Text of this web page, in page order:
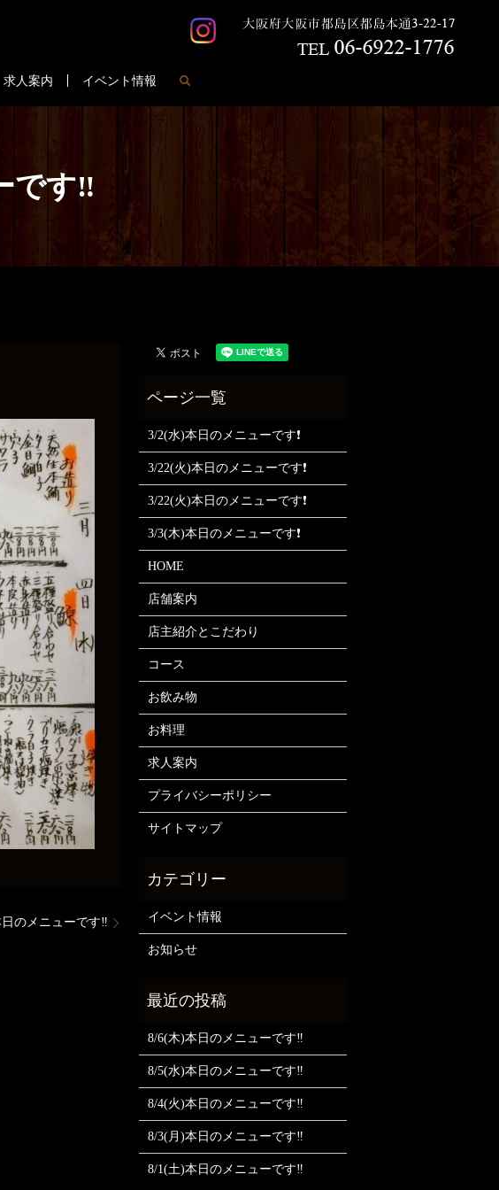
求人案内 イベント情報
です‼️
のメニューです‼️
3/2(水)本日のメニューです❗
3/22(火)本日のメニューです❗
3/22(火)本日のメニューです❗
3/3(木)本日のメニューです❗
HOME
店舗案内
店主紹介とこだわり
コース
お飲み物
お料理
求人案内
プライバシーポリシー
サイトマップ
イベント情報
お知らせ
8/6(木)本日のメニューです‼️
8/5(水)本日のメニューです‼️
8/4(火)本日のメニューです‼️
8/3(月)本日のメニューです‼️
8/1(土)本日のメニューです‼️